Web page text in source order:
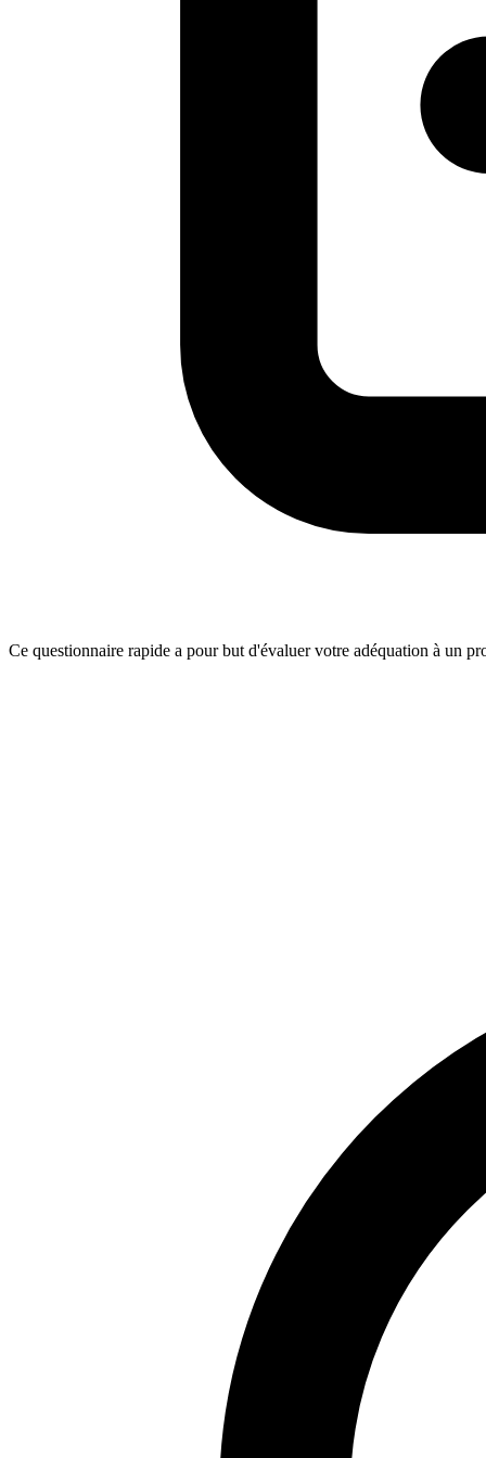
Ce questionnaire rapide a pour but d'évaluer votre adéquation à un